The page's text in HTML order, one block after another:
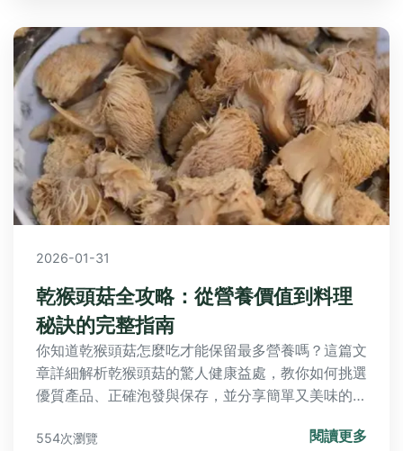
2026-01-31
乾猴頭菇全攻略：從營養價值到料理
秘訣的完整指南
你知道乾猴頭菇怎麼吃才能保留最多營養嗎？這篇文
章詳細解析乾猴頭菇的驚人健康益處，教你如何挑選
優質產品、正確泡發與保存，並分享簡單又美味的家
好處。
554次瀏覽 閱讀更多